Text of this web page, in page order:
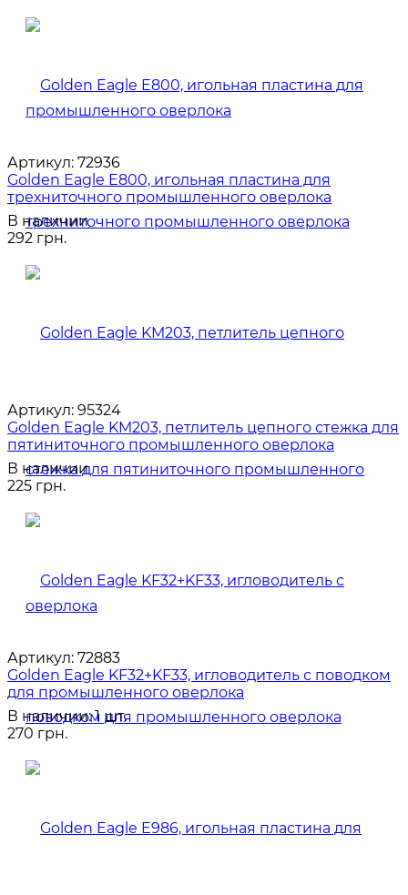
Артикул: 72936
Golden Eagle E800, игольная пластина для
трехниточного промышленного оверлока
В наличии
292 грн.
Артикул: 95324
Golden Eagle KM203, петлитель цепного стежка для
пятиниточного промышленного оверлока
В наличии
225 грн.
Артикул: 72883
Golden Eagle KF32+KF33, игловодитель с поводком
для промышленного оверлока
В наличии: 1 шт.
270 грн.